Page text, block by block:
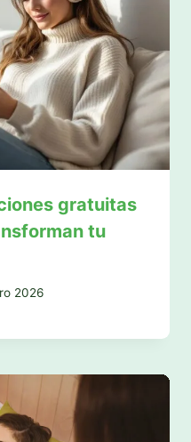
gratuitas
tu
2026